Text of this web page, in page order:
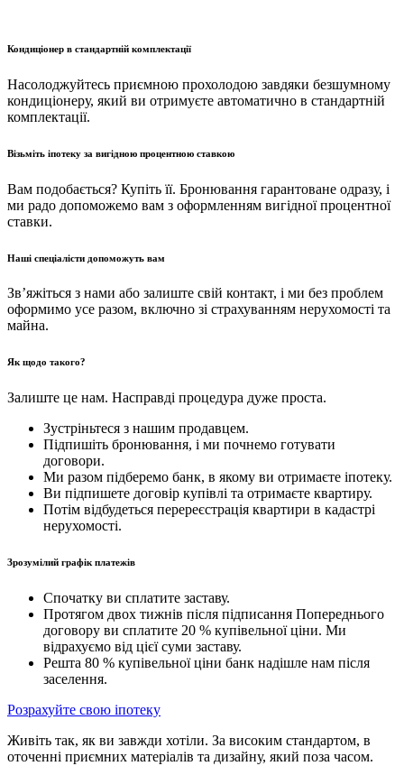
Кондиціонер в стандартній комплектації
Насолоджуйтесь приємною прохолодою завдяки безшумному
кондиціонеру, який ви отримуєте автоматично в стандартній
комплектації.
Візьміть іпотеку за вигідною процентною ставкою
Вам подобається? Купіть її. Бронювання гарантоване одразу, і
ми радо допоможемо вам з оформленням вигідної процентної
ставки.
Наші спеціалісти допоможуть вам
Зв’яжіться з нами або залиште свій контакт, і ми без проблем
оформимо усе разом, включно зі страхуванням нерухомості та
майна.
Як щодо такого?
Залиште це нам. Насправді процедура дуже проста.
Зустріньтеся з нашим продавцем.
Підпишіть бронювання, і ми почнемо готувати
договори.
Ми разом підберемо банк, в якому ви отримаєте іпотеку.
Ви підпишете договір купівлі та отримаєте квартиру.
Потім відбудеться перереєстрація квартири в кадастрі
нерухомості.
Зрозумілий графік платежів
Спочатку ви сплатите заставу.
Протягом двох тижнів після підписання Попереднього
договору ви сплатите 20 % купівельної ціни. Ми
відрахуємо від цієї суми заставу.
Решта 80 % купівельної ціни банк надішле нам після
заселення.
Розрахуйте свою іпотеку
Живіть так, як ви завжди хотіли. За високим стандартом, в
оточенні приємних матеріалів та дизайну, який поза часом.